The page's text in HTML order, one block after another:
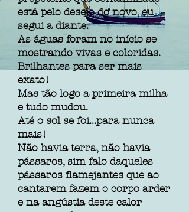
está pelo desejo do novo, eu
segui a diante.
As águas foram no início se
mostrando vivas e coloridas.
Brilhantes para ser mais
exato!
Mas tão logo a primeira milha
e tudo mudou.
Até o sol se foi...para nunca
mais!
Não havia terra, não havia
pássaros, sim falo daqueles
pássaros flamejantes que ao
cantarem fazem o corpo arder
e na angústia deste calor